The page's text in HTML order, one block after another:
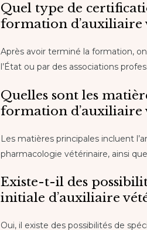
Quel type de
formation d’auxiliaire
Après avoir terminé la formation,
l’État ou par des associations
Quelles sont les
formation d’auxiliaire
Les matières principales incluent
pharmacologie vétérinaire, ainsi
Existe-t-il des
initiale d’auxiliaire
Oui, il existe des possibilités de